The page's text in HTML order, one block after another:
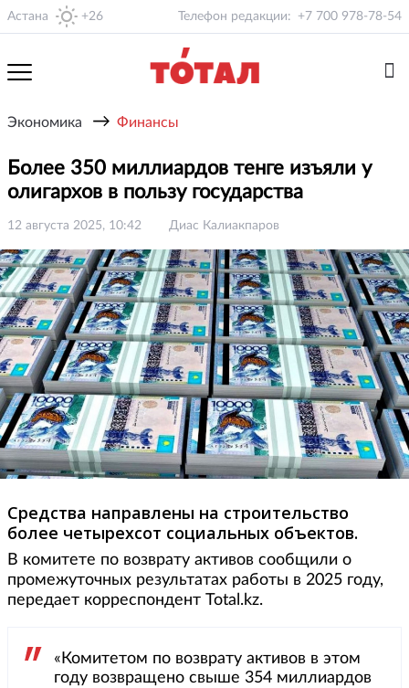
Астана +26 Телефон редакции: +7 700 978-78-54
Экономика → Финансы
Более 350 миллиардов тенге изъяли у
олигархов в пользу государства
12 августа 2025, 10:42 Диас Калиакпаров
Средства направлены на строительство
более четырехсот социальных объектов.
В комитете по возврату активов сообщили о
промежуточных результатах работы в 2025 году,
передает корреспондент Total.kz.
«Комитетом по возврату активов в этом
году возвращено свыше 354 миллиардов